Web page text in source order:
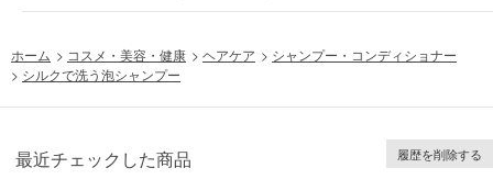
ホーム > コスメ・美容・健康 > ヘアケア > シャンプー・コンディショナー
> シルクで洗う泡シャンプー
最近チェックした商品 履歴を削除する